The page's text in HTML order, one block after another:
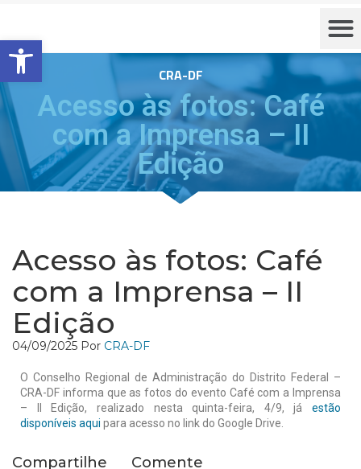
Barra de Ferramentas Aberta
CRA-DF
Acesso às fotos: Café
com a Imprensa – II
Edição
Acesso às fotos: Café
com a Imprensa – II
Edição
04/09/2025 Por CRA-DF
O Conselho Regional de Administração do Distrito Federal –
CRA-DF informa que as fotos do evento Café com a Imprensa
– II Edição, realizado nesta quinta-feira, 4/9, já estão
disponíveis aqui para acesso no link do Google Drive.
Compartilhe Comente